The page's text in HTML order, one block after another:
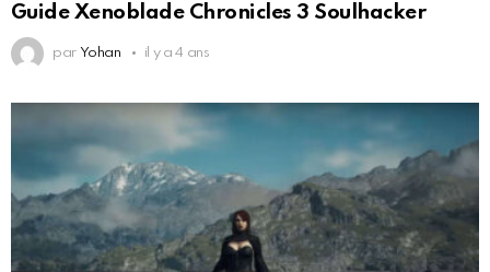
Guide Xenoblade Chronicles 3 Soulhacker
par Yohan il y a 4 ans